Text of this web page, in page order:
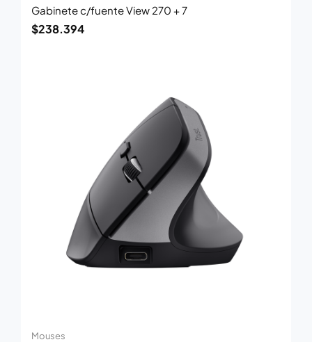
Gabinete c/fuente View 270 + 7
$238.394
Mouses